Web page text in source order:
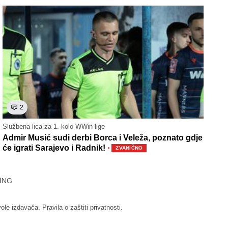
2
Službena lica za 1. kolo WWin lige
Admir Musić sudi derbi Borca i Veleža, poznato gdje
će igrati Sarajevo i Radnik! · ZVANIČNO
izdavača. Pravila o zaštiti privatnosti.